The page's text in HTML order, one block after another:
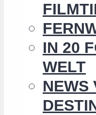
IN 20
WELT
NEWS